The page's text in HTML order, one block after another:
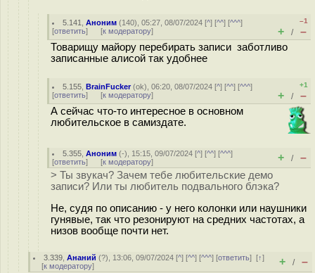
5.141 ,Аноним (140), 05:27, 08/07/2024 [^] [^^] [^^^]
[ответить] [к модератору]
–1
+ / –
Товарищу майору перебирать записи заботливо
записанные алисой так удобнее
5.155 ,BrainFucker(ok), 06:20, 08/07/2024 [^] [^^] [^^^]
[ответить] [к модератору]
+1
+ / –
А сейчас что-то интересное в основном
любительское в самиздате.
5.355 ,Аноним (-), 15:15, 09/07/2024 [^] [^^] [^^^]
[ответить] [к модератору] + / –
> Ты звукач? Зачем тебе любительские демо
записи? Или ты любитель подвального блэка?
Не, судя по описанию - у него колонки или наушники
гунявые, так что резонируют на средних частотах, а
низов вообще почти нет.
3.339 ,Ананий (?), 13:06, 09/07/2024 [^] [^^] [^^^] [ответить][↑]
[к модератору] + / –